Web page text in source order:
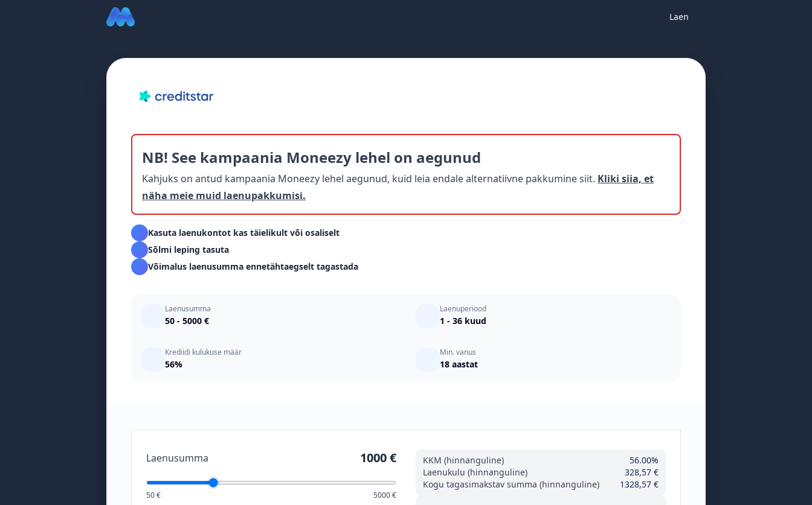
Laen
NB! See kampaania Moneezy lehel on aegunud
Kahjuks on antud kampaania Moneezy lehel aegunud, kuid leia endale alternatiivne pakkumine siit. Kliki siia, et
näha meie muid laenupakkumisi.
Kasuta laenukontot kas täielikult või osaliselt
Sõlmi leping tasuta
Võimalus laenusumma ennetähtaegselt tagastada
Laenusumma
50 - 5000 €
Laenuperiood
1 - 36 kuud
Krediidi kulukuse määr
56%
Min. vanus
18 aastat
Laenusumma 1000 €
50 € 5000 €
KKM (hinnanguline)
56.00%
Laenukulu (hinnanguline)
328,57 €
Kogu tagasimakstav summa (hinnanguline)
1328,57 €